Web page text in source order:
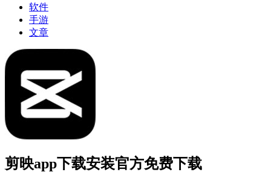
软件
手游
文章
剪映app下载安装官方免费下载